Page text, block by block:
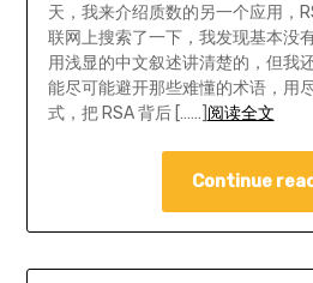
天，我来介绍质数的另一个应用，
联网上搜索了一下，我发现基本没
用浅显的中文叙述讲清楚的，但我
能尽可能避开那些难懂的术语，用
式，把 RSA 背后 [……] 阅读全文
Continue